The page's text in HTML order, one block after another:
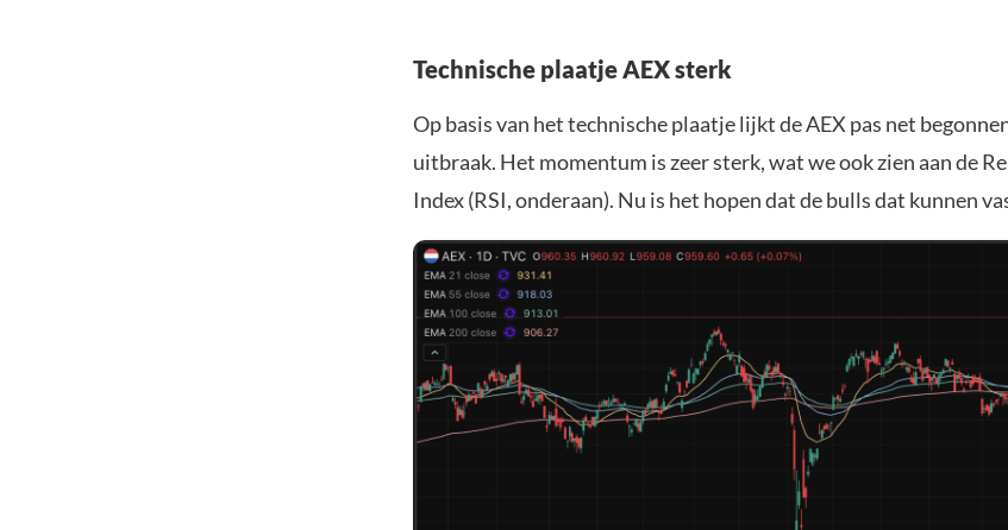
Technische plaatje AEX sterk
Op basis van het technische plaatje lijkt de AEX pas net
uitbraak. Het momentum is zeer sterk, wat we ook zien aan de
Index (RSI, onderaan). Nu is het hopen dat de bulls dat kunnen